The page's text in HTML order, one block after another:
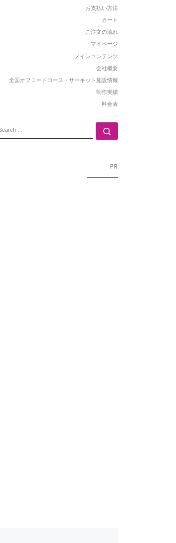
お支払い方法
カート
ご注文の流れ
マイページ
メインコンテンツ
会社概要
全国オフロードコース・サーキット施設情報
制作実績
料金表
PR